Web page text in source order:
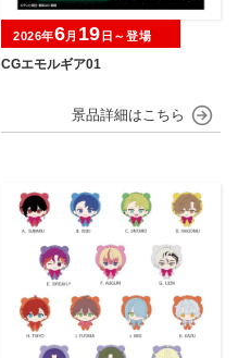
CGエモルギア01
2026年6月 19 日～登場